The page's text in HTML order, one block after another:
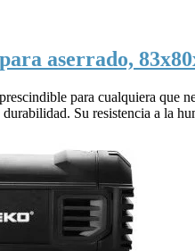
aserrado,
para cualquiera que
Su resistencia a la